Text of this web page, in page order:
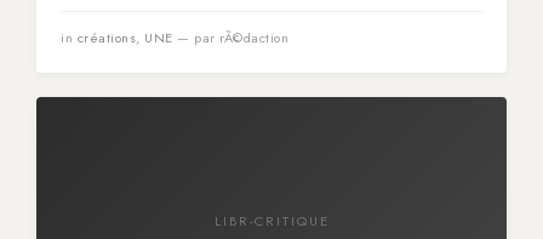
in créations, UNE — par rÃ©daction
LIBR-CRITIQUE